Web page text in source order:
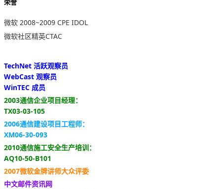
荣誉
微软 2008~2009 CPE IDOL
微软社区精英CTAC
TechNet 活跃观察员
WebCast 观察员
WinTEC 成员
2003通信企业项目经理：
TX03-03-105
2006通信建设项目工程师：
XM06-30-093
2010通信施工安全生产培训：
AQ10-50-B101
2007微软金牌讲师大众评委
中文邮件资讯网